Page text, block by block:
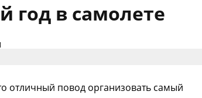
год в самолете
отличный повод организовать самый